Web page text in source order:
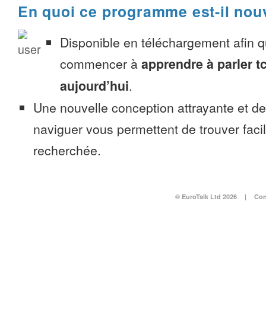
En quoi ce programme est-il
Disponible en téléchargement afin
commencer à apprendre à parler
aujourd’hui.
Une nouvelle conception attrayante et
naviguer vous permettent de trouver
recherchée.
© EuroTalk Ltd 2026 |